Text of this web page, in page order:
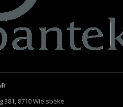
381, 8710 Wielsbeke